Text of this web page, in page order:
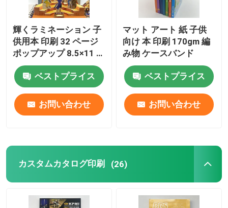
輝くラミネーション 子
供用本 印刷 32 ページ
ポップアップ 8.5×11 サ
イズ
ベストプライス
お問い合わせ
マット アート 紙 子供
向け 本 印刷 170gm 編
み物 ケースバンド
ベストプライス
お問い合わせ
カスタムカタログ印刷 (26)